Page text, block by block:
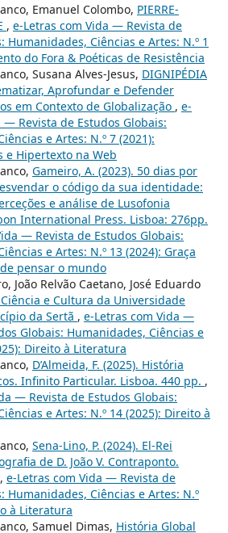
Emanuel Colombo, PIERRE-
, e-Letras com Vida — Revista de
Humanidades, Ciências e Artes: N.º 1
do Fora & Poéticas de Resistência
Susana Alves-Jesus, DIGNIPÉDIA
Aprofundar e Defender
em Contexto de Globalização , e-
— Revista de Estudos Globais:
e Artes: N.º 7 (2021):
e Hipertexto na Web
Gameiro, A. (2023). 50 dias por
o código da sua identidade:
e análise de Lusofonia
International Press. Lisboa: 276pp.
— Revista de Estudos Globais:
e Artes: N.º 13 (2024): Graça
pensar o mundo
João Relvão Caetano, José Eduardo
e Cultura da Universidade
da Sertã , e-Letras com Vida —
Globais: Humanidades, Ciências e
Direito à Literatura
D’Almeida, F. (2025). História
Infinito Particular. Lisboa. 440 pp. ,
— Revista de Estudos Globais:
e Artes: N.º 14 (2025): Direito à
Sena-Lino, P. (2024). El-Rei
de D. João V. Contraponto.
, e-Letras com Vida — Revista de
Humanidades, Ciências e Artes: N.º
à Literatura
Samuel Dimas, História Global